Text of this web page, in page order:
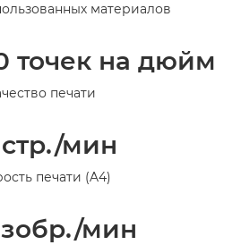
материалов
точек на дюйм
печати
мин
печати (A4)
мин